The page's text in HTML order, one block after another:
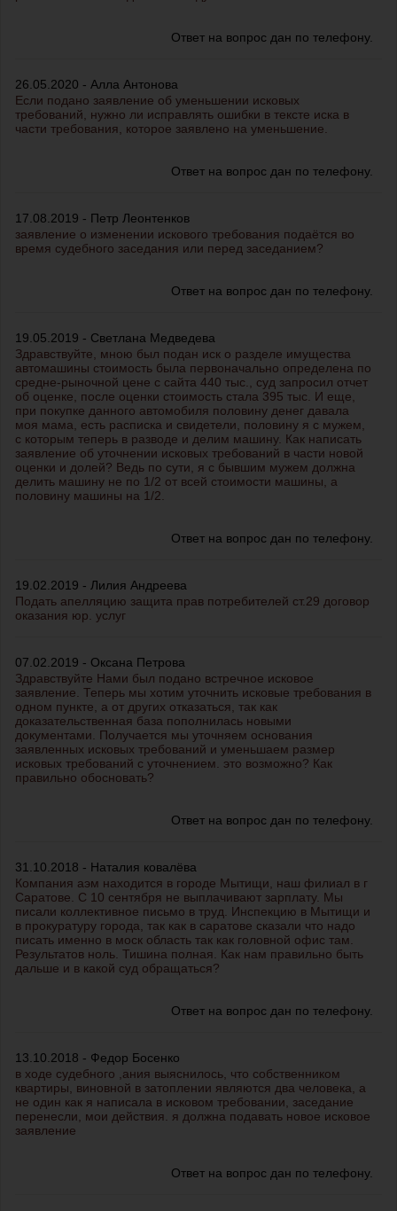
Ответ на вопрос дан по телефону.
26.05.2020 - Алла Антонова
Если подано заявление об уменьшении исковых
требований, нужно ли исправлять ошибки в тексте иска в
части требования, которое заявлено на уменьшение.
Ответ на вопрос дан по телефону.
17.08.2019 - Петр Леонтенков
заявление о изменении искового требования подаётся во
время судебного заседания или перед заседанием?
Ответ на вопрос дан по телефону.
19.05.2019 - Светлана Медведева
Здравствуйте, мною был подан иск о разделе имущества
автомашины стоимость была первоначально определена по
средне-рыночной цене с сайта 440 тыс., суд запросил отчет
об оценке, после оценки стоимость стала 395 тыс. И еще,
при покупке данного автомобиля половину денег давала
моя мама, есть расписка и свидетели, половину я с мужем,
с которым теперь в разводе и делим машину. Как написать
заявление об уточнении исковых требований в части новой
оценки и долей? Ведь по сути, я с бывшим мужем должна
делить машину не по 1/2 от всей стоимости машины, а
половину машины на 1/2.
Ответ на вопрос дан по телефону.
19.02.2019 - Лилия Андреева
Подать апелляцию защита прав потребителей ст.29 договор
оказания юр. услуг
07.02.2019 - Оксана Петрова
Здравствуйте Нами был подано встречное исковое
заявление. Теперь мы хотим уточнить исковые требования в
одном пункте, а от других отказаться, так как
доказательственная база пополнилась новыми
документами. Получается мы уточняем основания
заявленных исковых требований и уменьшаем размер
исковых требований с уточнением. это возможно? Как
правильно обосновать?
Ответ на вопрос дан по телефону.
31.10.2018 - Наталия ковалёва
Компания аэм находится в городе Мытищи, наш филиал в г
Саратове. С 10 сентября не выплачивают зарплату. Мы
писали коллективное письмо в труд. Инспекцию в Мытищи и
в прокуратуру города, так как в саратове сказали что надо
писать именно в моск область так как головной офис там.
Результатов ноль. Тишина полная. Как нам правильно быть
дальше и в какой суд обращаться?
Ответ на вопрос дан по телефону.
13.10.2018 - Федор Босенко
в ходе судебного ,ания выяснилось, что собственником
квартиры, виновной в затоплении являются два человека, а
не один как я написала в исковом требовании, заседание
перенесли, мои действия. я должна подавать новое исковое
заявление
Ответ на вопрос дан по телефону.